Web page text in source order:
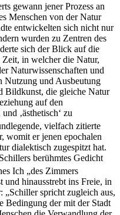
gewann jener Prozess an
Menschen von der Natur
entwickelten sich nicht nur
wurden zu Zentren des
sich der Blick auf die
in welcher die Natur,
Naturwissenschaften und
Nutzung und Ausbeutung
Bildkunst, die gleiche Natur
auf den
‚ästhetisch‘ zu
vielfach zitierte
womit er jenen epochalen
dialektisch zugespitzt hat.
berühmtes Gedicht
Ich „des Zimmers
und hinausstrebt ins Freie, in
„Schiller spricht zugleich aus,
Bedingung der mit der Stadt